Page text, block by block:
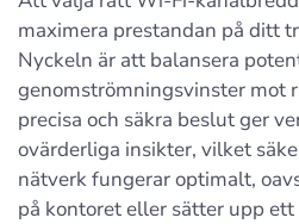
maximera prestandan på ditt
Nyckeln är att balansera
genomströmningsvinster mot
precisa och säkra beslut ger
ovärderliga insikter, vilket
nätverk fungerar optimalt,
på kontoret eller sätter upp